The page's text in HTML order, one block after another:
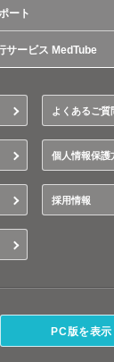
ート
サービス MedTube
よくあるご質
個人情報保護
採用情報
PC版を表示